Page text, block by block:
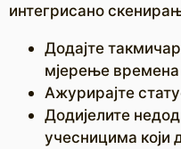
интегрисано
Додајте
мјерење времена
Ажурирајте
Додијелите
учесницима који